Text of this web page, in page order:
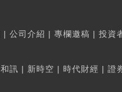
| 公司介紹 | 專欄邀稿 | 投資
和訊 | 新時空 | 時代財經 | 證